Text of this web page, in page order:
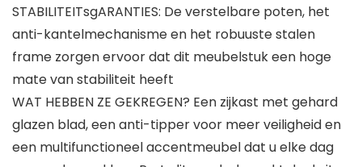
STABILITEITsgARANTIES: De verstelbare poten, het
anti-kantelmechanisme en het robuuste stalen
frame zorgen ervoor dat dit meubelstuk een hoge
mate van stabiliteit heeft
WAT HEBBEN ZE GEKREGEN? Een zijkast met gehard
glazen blad, een anti-tipper voor meer veiligheid en
een multifunctioneel accentmeubel dat u elke dag